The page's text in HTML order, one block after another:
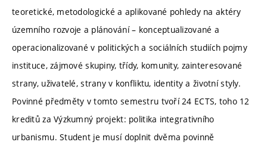
teoretické, metodologické a aplikované pohledy na aktéry
územního rozvoje a plánování – konceptualizované a
operacionalizované v politických a sociálních studiích pojmy
instituce, zájmové skupiny, třídy, komunity, zainteresované
strany, uživatelé, strany v konfliktu, identity a životní styly.
Povinné předměty v tomto semestru tvoří 24 ECTS, toho 12
kreditů za Výzkumný projekt: politika integrativního
urbanismu. Student je musí doplnit dvěma povinně